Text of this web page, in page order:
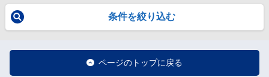
条件を絞り込む
ページのトップに戻る